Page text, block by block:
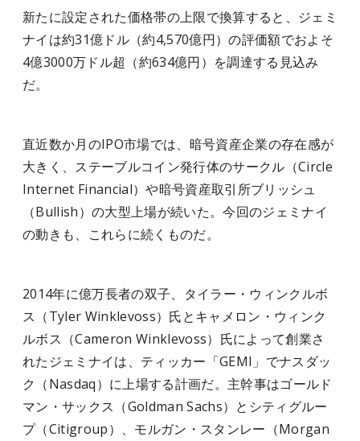
新たに設定された価格帯の上限で換算すると、ジェミ
ナイは約31億ドル（約4,570億円）の評価額でおよそ
4億3000万ドル超（約634億円）を調達する見込み
だ。
直近数か月のIPO市場では、暗号資産企業の存在感が
大きく、ステーブルコイン発行体のサークル（Circle
Internet Financial）や暗号資産取引所ブリッシュ
（Bullish）の大型上場が続いた。今回のジェミナイ
の動きも、これらに続くものだ。
2014年に億万長者の双子、タイラー・ウィンクルボ
ス（Tyler Winklevoss）氏とキャメロン・ウィンク
ルボス（Cameron Winklevoss）氏によって創業さ
れたジェミナイは、ティッカー「GEMI」でナスダッ
ク（Nasdaq）に上場する計画だ。主幹事はゴールド
マン・サックス（Goldman Sachs）とシティグルー
プ（Citigroup）、モルガン・スタンレー（Morgan